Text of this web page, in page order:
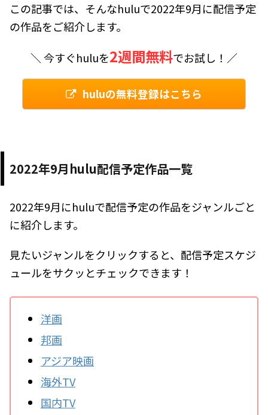
この記事では、そんなhuluで2022年9月に配信予定
の作品をご紹介します。
＼ 今すぐhuluを2週間無料でお試し！／
huluの無料登録はこちら
2022年9月hulu配信予定作品一覧
2022年9月にhuluで配信予定の作品をジャンルごと
に紹介します。
見たいジャンルをクリックすると、配信予定スケジ
ュールをサクッとチェックできます！
洋画
邦画
アジア映画
海外TV
国内TV